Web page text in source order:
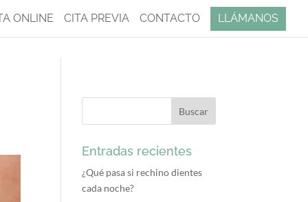
ONLINE CITA PREVIA CONTACTO LLÁMANOS
Entradas recientes
¿Qué pasa si rechino dientes
cada noche?